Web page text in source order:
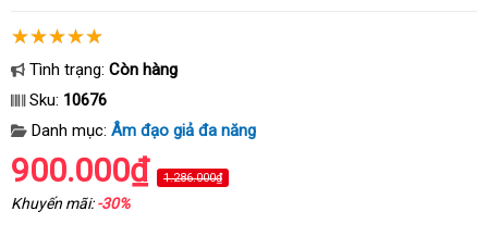
Tình trạng: Còn hàng
Sku: 10676
Danh mục: Âm đạo giả đa năng
900.000₫ 1.286.000₫
Khuyến mãi:-30%